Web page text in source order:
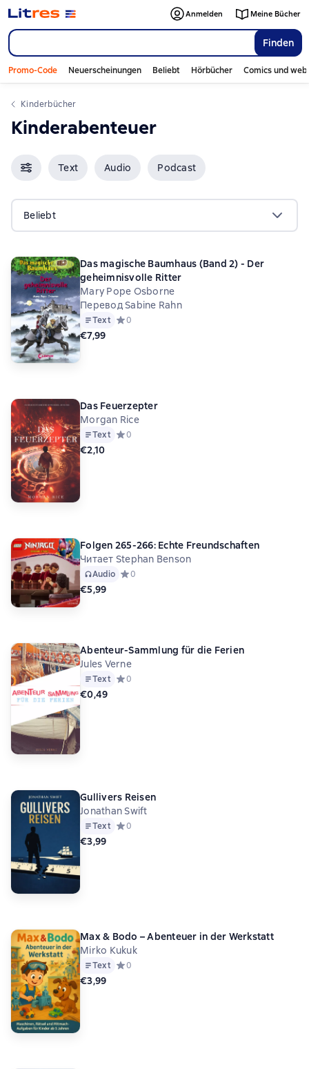
Finden
Anmelden Meine Bücher
Promo-Code Neuerscheinungen Beliebt Hörbücher Comics und
Kinderbücher
Kinderabenteuer
Text Audio Podcast
Beliebt
Das magische Baumhaus (Band 2) - Der
geheimnisvolle Ritter
Mary Pope Osborne
Перевод Sabine Rahn
Text Средний рейтинг 0 на основе 0 оценок
0
€7,99
Das Feuerzepter
Morgan Rice
Text Средний рейтинг 0 на основе 0 оценок
0
€2,10
Folgen 265-266: Echte Freundschaften
Читает Stephan Benson
Audio Средний рейтинг 0 на основе 0 оценок
0
€5,99
Abenteur-Sammlung für die Ferien
Jules Verne
Text Средний рейтинг 0 на основе 0 оценок
0
€0,49
Gullivers Reisen
Jonathan Swift
Text Средний рейтинг 0 на основе 0 оценок
0
€3,99
Max & Bodo – Abenteuer in der Werkstatt
Mirko Kukuk
Text Средний рейтинг 0 на основе 0 оценок
0
€3,99